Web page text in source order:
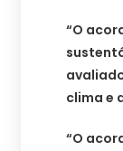
“O
clima e
“O